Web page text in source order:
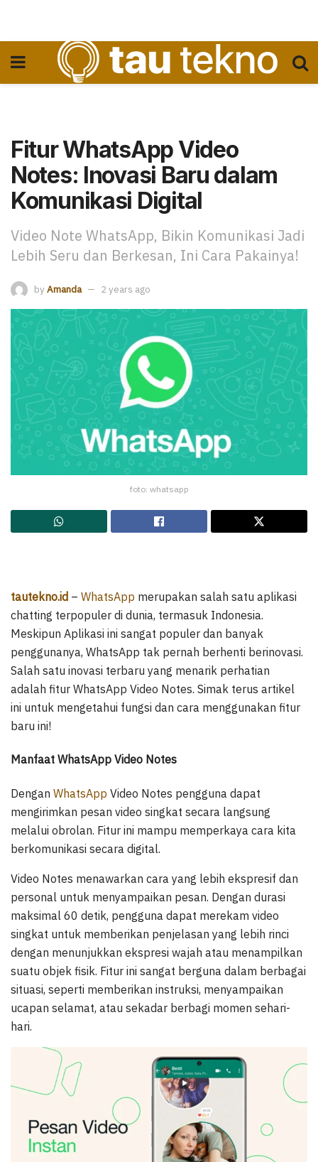
Fitur WhatsApp Video
Notes: Inovasi Baru dalam
Komunikasi Digital
Video Note WhatsApp, Bikin Komunikasi Jadi
Lebih Seru dan Berkesan, Ini Cara Pakainya!
by Amanda 2 years ago
foto: whatsapp
tautekno.id – WhatsApp merupakan salah satu aplikasi
chatting terpopuler di dunia, termasuk Indonesia.
Meskipun Aplikasi ini sangat populer dan banyak
penggunanya, WhatsApp tak pernah berhenti berinovasi.
Salah satu inovasi terbaru yang menarik perhatian
adalah fitur WhatsApp Video Notes. Simak terus artikel
ini untuk mengetahui fungsi dan cara menggunakan fitur
baru ini!
Manfaat WhatsApp Video Notes
Dengan WhatsApp Video Notes pengguna dapat
mengirimkan pesan video singkat secara langsung
melalui obrolan. Fitur ini mampu memperkaya cara kita
berkomunikasi secara digital.
Video Notes menawarkan cara yang lebih ekspresif dan
personal untuk menyampaikan pesan. Dengan durasi
maksimal 60 detik, pengguna dapat merekam video
singkat untuk memberikan penjelasan yang lebih rinci
dengan menunjukkan ekspresi wajah atau menampilkan
suatu objek fisik. Fitur ini sangat berguna dalam berbagai
situasi, seperti memberikan instruksi, menyampaikan
ucapan selamat, atau sekadar berbagi momen sehari-
hari.